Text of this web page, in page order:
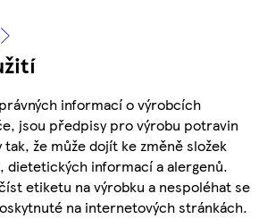
informací o výrobcích
jsou předpisy pro výrobu potravin
tak, že může dojít ke změně složek
dietetických informací a alergenů.
etiketu na výrobku a nespoléhat se
na internetových stránkách.